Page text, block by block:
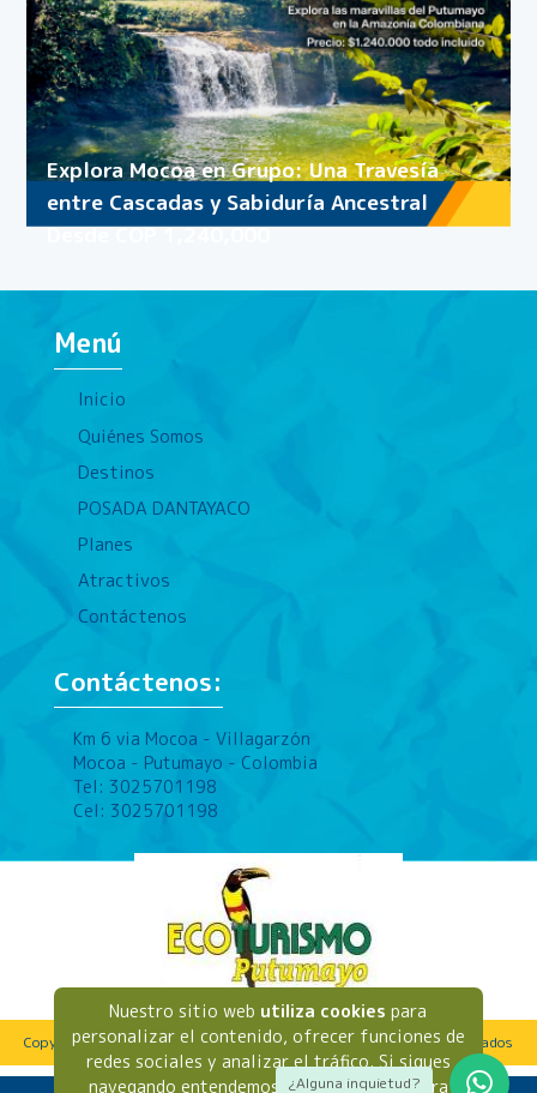
Explora Mocoa en Grupo: Una Travesía
entre Cascadas y Sabiduría Ancestral
Desde COP 1,240,000
Menú
Inicio
Quiénes Somos
Destinos
POSADA DANTAYACO
Planes
Atractivos
Contáctenos
Contáctenos:
Km 6 via Mocoa - Villagarzón
Mocoa - Putumayo - Colombia
Tel: 3025701198
Cel: 3025701198
Copyright © 2026 - Ecoturismo Putumayo. Todos los derechos reservados
¿Alguna inquietud?
Nuestro sitio web utiliza cookies para
personalizar el contenido, ofrecer funciones de
redes sociales y analizar el tráfico. Si sigues
navegando entendemos que aceptas nuestra